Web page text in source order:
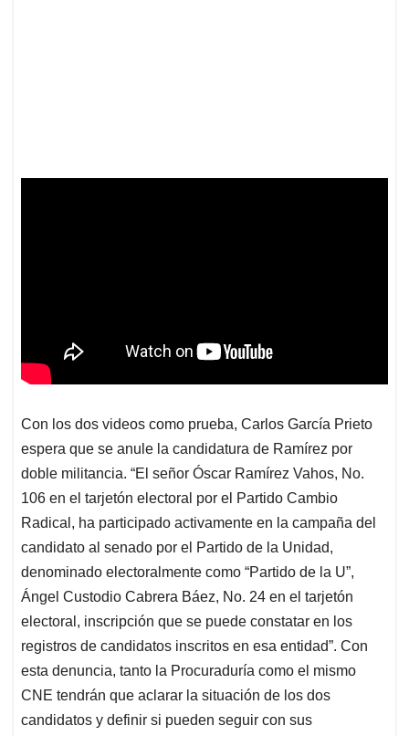
Con los dos videos como prueba, Carlos García Prieto
espera que se anule la candidatura de Ramírez por
doble militancia. “El señor Óscar Ramírez Vahos, No.
106 en el tarjetón electoral por el Partido Cambio
Radical, ha participado activamente en la campaña del
candidato al senado por el Partido de la Unidad,
denominado electoralmente como “Partido de la U”,
Ángel Custodio Cabrera Báez, No. 24 en el tarjetón
electoral, inscripción que se puede constatar en los
registros de candidatos inscritos en esa entidad”. Con
esta denuncia, tanto la Procuraduría como el mismo
CNE tendrán que aclarar la situación de los dos
candidatos y definir si pueden seguir con sus